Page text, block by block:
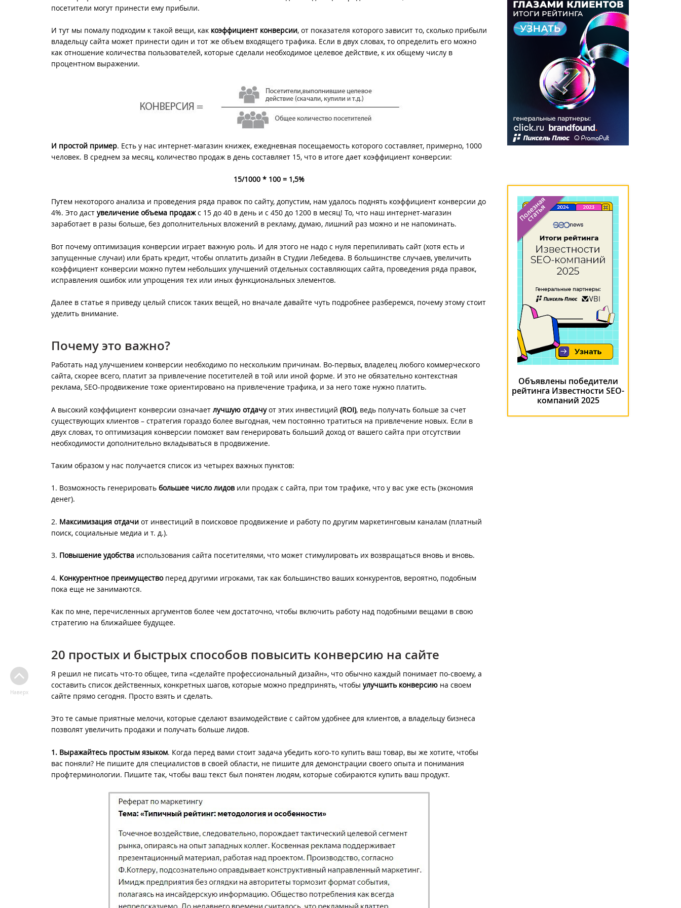
посетители могут принести ему прибыли.
И тут мы помалу подходим к такой вещи, как коэффициент конверсии, от показателя которого зависит то, сколько прибыли
владельцу сайта может принести один и тот же объем входящего трафика. Если в двух словах, то определить его можно
как отношение количества пользователей, которые сделали необходимое целевое действие, к их общему числу в
процентном выражении.
И простой пример. Есть у нас интернет-магазин книжек, ежедневная посещаемость которого составляет, примерно, 1000
человек. В среднем за месяц, количество продаж в день составляет 15, что в итоге дает коэффициент конверсии:
15/1000 * 100 = 1,5%
Путем некоторого анализа и проведения ряда правок по сайту, допустим, нам удалось поднять коэффициент конверсии до
4%. Это даст увеличение объема продажс 15 до 40 в день и с 450 до 1200 в месяц! То, что наш интернет-магазин
заработает в разы больше, без дополнительных вложений в рекламу, думаю, лишний раз можно и не напоминать.
Вот почему оптимизация конверсии играет важную роль. И для этого не надо с нуля перепиливать сайт (хотя есть и
запущенные случаи) или брать кредит, чтобы оплатить дизайн в Студии Лебедева. В большинстве случаев, увеличить
коэффициент конверсии можно путем небольших улучшений отдельных составляющих сайта, проведения ряда правок,
исправления ошибок или упрощения тех или иных функциональных элементов.
Далее в статье я приведу целый список таких вещей, но вначале давайте чуть подробнее разберемся, почему этому стоит
уделить внимание.
Почему это важно?
Работать над улучшением конверсии необходимо по нескольким причинам. Во-первых, владелец любого коммерческого
сайта, скорее всего, платит за привлечение посетителей в той или иной форме. И это не обязательно контекстная
реклама, SEO-продвижение тоже ориентировано на привлечение трафика, и за него тоже нужно платить.
А высокий коэффициент конверсии означает лучшую отдачуот этих инвестиций (ROI), ведь получать больше за счет
существующих клиентов – стратегия гораздо более выгодная, чем постоянно тратиться на привлечение новых. Если в
двух словах, то оптимизация конверсии поможет вам генерировать больший доход от вашего сайта при отсутствии
необходимости дополнительно вкладываться в продвижение.
Таким образом у нас получается список из четырех важных пунктов:
1. Возможность генерировать большее число лидов или продаж с сайта, при том трафике, что у вас уже есть (экономия
денег).
2. Максимизация отдачи от инвестиций в поисковое продвижение и работу по другим маркетинговым каналам (платный
поиск, социальные медиа и т. д.).
3. Повышение удобства использования сайта посетителями, что может стимулировать их возвращаться вновь и вновь.
4. Конкурентное преимуществоперед другими игроками, так как большинство ваших конкурентов, вероятно, подобным
пока еще не занимаются.
Как по мне, перечисленных аргументов более чем достаточно, чтобы включить работу над подобными вещами в свою
стратегию на ближайшее будущее.
20 простых и быстрых способов повысить конверсию на сайте
Я решил не писать что-то общее, типа «сделайте профессиональный дизайн», что обычно каждый понимает по-своему, а
составить список действенных, конкретных шагов, которые можно предпринять, чтобы улучшить конверсию на своем
сайте прямо сегодня. Просто взять и сделать.
Это те самые приятные мелочи, которые сделают взаимодействие с сайтом удобнее для клиентов, а владельцу бизнеса
позволят увеличить продажи и получать больше лидов.
1. Выражайтесь простым языком. Когда перед вами стоит задача убедить кого-то купить ваш товар, вы же хотите, чтобы
вас поняли? Не пишите для специалистов в своей области, не пишите для демонстрации своего опыта и понимания
профтерминологии. Пишите так, чтобы ваш текст был понятен людям, которые собираются купить ваш продукт.
Наверх
Объявлены победители
рейтинга Известности SEO-
компаний 2025